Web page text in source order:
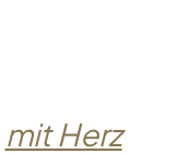
mit Herz